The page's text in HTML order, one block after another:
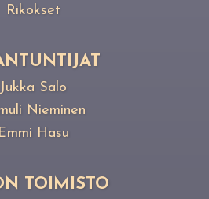
Rikokset
Jukka Salo
Nieminen
Emmi Hasu
TOIMISTO